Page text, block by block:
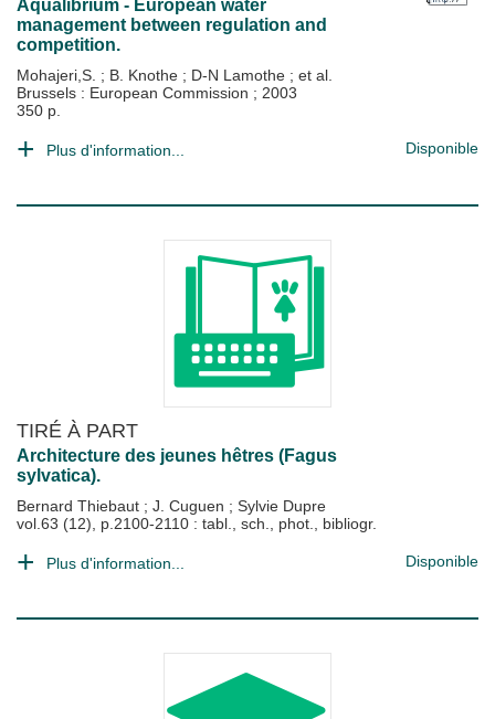
Aqualibrium - European water
management between regulation and
competition.
Mohajeri,S. ; B. Knothe ; D-N Lamothe ; et al.
Brussels : European Commission ; 2003
350 p.
Plus d'information... Disponible
TIRÉ À PART
Architecture des jeunes hêtres (Fagus
sylvatica).
Bernard Thiebaut ; J. Cuguen ; Sylvie Dupre
vol.63 (12), p.2100-2110 : tabl., sch., phot., bibliogr.
Plus d'information... Disponible